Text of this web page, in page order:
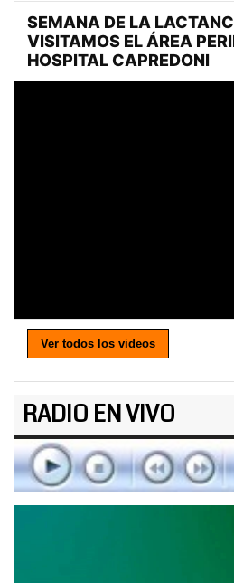
Ver todos los videos
RADIO EN VIVO